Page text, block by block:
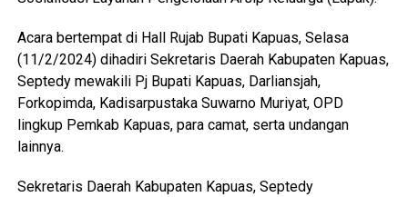
Acara bertempat di Hall Rujab Bupati Kapuas, Selasa
(11/2/2024) dihadiri Sekretaris Daerah Kabupaten Kapuas,
Septedy mewakili Pj Bupati Kapuas, Darliansjah,
Forkopimda, Kadisarpustaka Suwarno Muriyat, OPD
lingkup Pemkab Kapuas, para camat, serta undangan
lainnya.
Sekretaris Daerah Kabupaten Kapuas, Septedy